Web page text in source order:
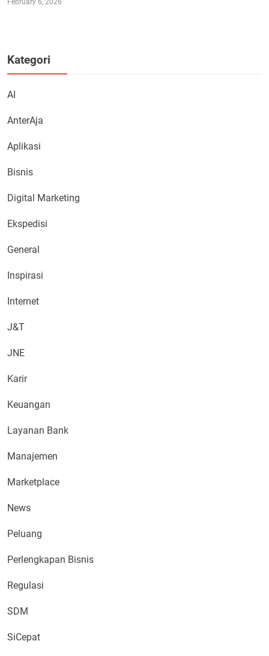
Kategori
AI
AnterAja
Aplikasi
Bisnis
Digital Marketing
Ekspedisi
General
Inspirasi
Internet
J&T
JNE
Karir
Keuangan
Layanan Bank
Manajemen
Marketplace
News
Peluang
Perlengkapan Bisnis
Regulasi
SDM
SiCepat